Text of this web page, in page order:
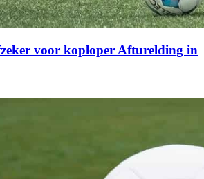
voor koploper Afturelding in